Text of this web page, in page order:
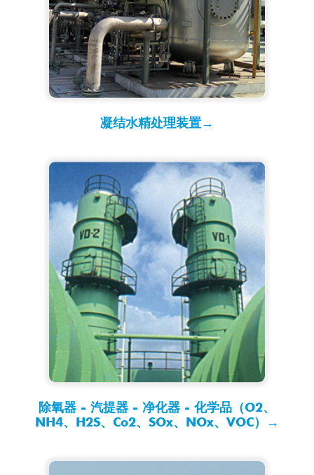
凝结水精处理装置→
除氧器 - 汽提器 - 净化器 - 化学品（O2、
NH4、H2S、Co2、SOx、NOx、VOC）→